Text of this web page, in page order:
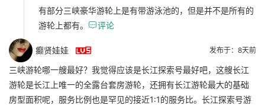
有部分三峡豪华游轮上是有带游泳池的，但是并不是所有的
游轮上都有。 评论
癫贤娃娃  发布于：8天前
三峡游轮哪一艘最好？我觉得应该是长江探索号最好吧，这艘长江
游轮是长江上唯一的全露台套房游轮，还拥有长江游轮最大的基础
房型面积呢，服务比例也是罕见的接近1:1的服务比。长江探索号游